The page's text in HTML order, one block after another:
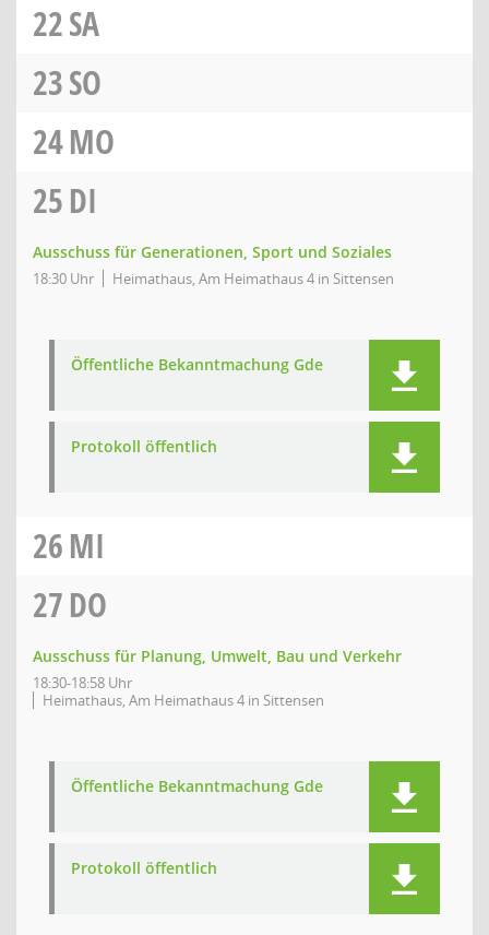
22SA
23SO
24MO
25DI
Ausschuss für Generationen, Sport und Soziales
18:30 Uhr Heimathaus, Am Heimathaus 4 in Sittensen
Öffentliche Bekanntmachung Gde
Protokoll öffentlich
26MI
27DO
Ausschuss für Planung, Umwelt, Bau und Verkehr
18:30-18:58 Uhr
Heimathaus, Am Heimathaus 4 in Sittensen
Öffentliche Bekanntmachung Gde
Protokoll öffentlich